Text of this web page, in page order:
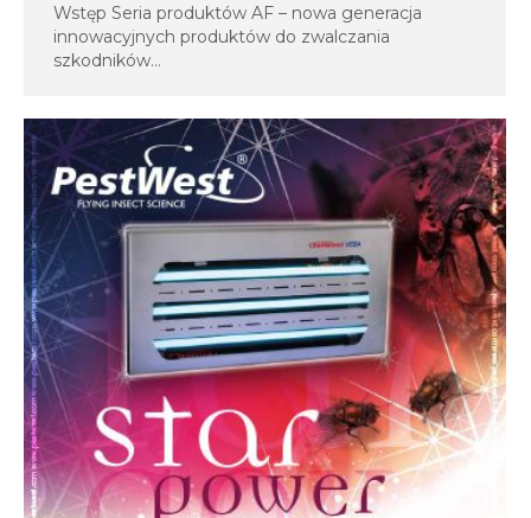
Wstęp Seria produktów AF – nowa generacja
innowacyjnych produktów do zwalczania
szkodników…